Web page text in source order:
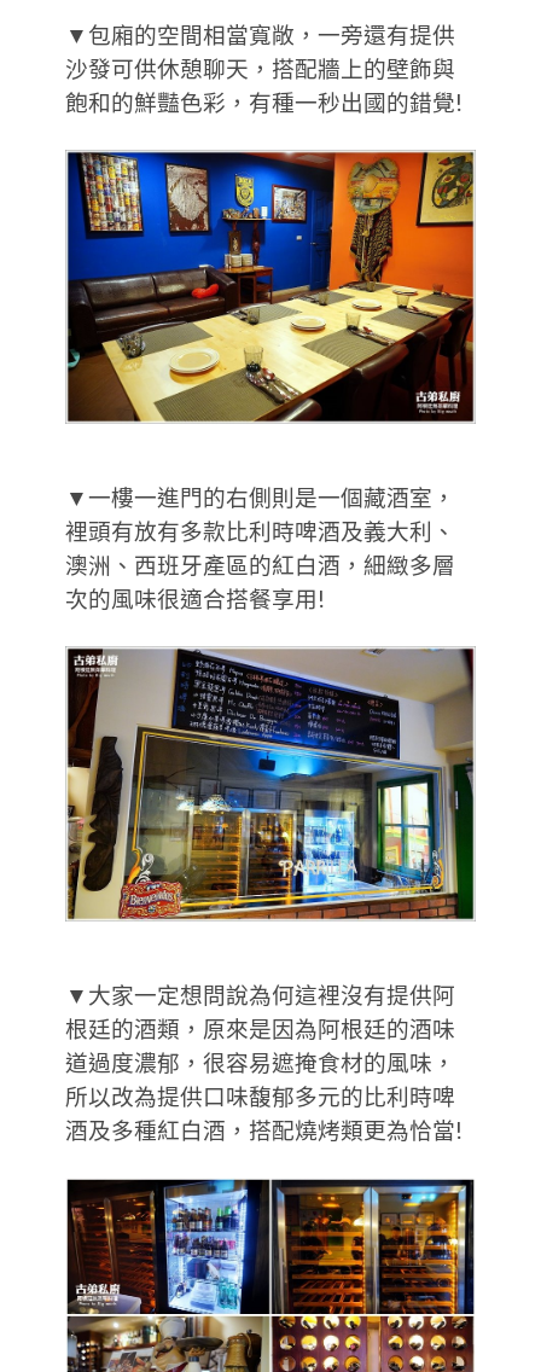
▼包廂的空間相當寬敞，一旁還有提供
沙發可供休憩聊天，搭配牆上的壁飾與
飽和的鮮豔色彩，有種一秒出國的錯覺!
▼一樓一進門的右側則是一個藏酒室，
裡頭有放有多款比利時啤酒及義大利、
澳洲、西班牙產區的紅白酒，細緻多層
次的風味很適合搭餐享用!
▼大家一定想問說為何這裡沒有提供阿
根廷的酒類，原來是因為阿根廷的酒味
道過度濃郁，很容易遮掩食材的風味，
所以改為提供口味馥郁多元的比利時啤
酒及多種紅白酒，搭配燒烤類更為恰當!